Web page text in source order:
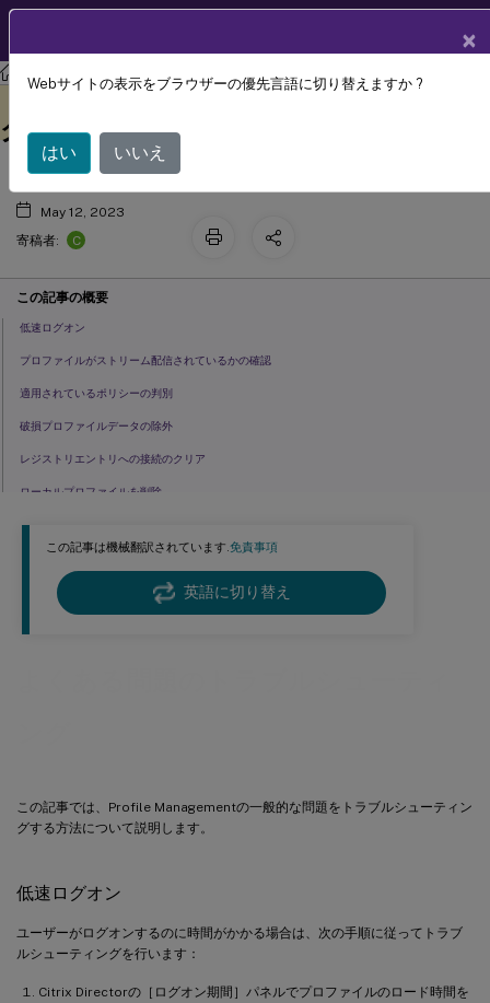
Profile Management Profile Management 2206
この記事は機械翻訳されています.免責事項
英語に切り替え
この記事では、Profile Managementの一般的な問題をトラブルシューティン
グする方法について説明します。
低速ログオン
ユーザーがログオンするのに時間がかかる場合は、次の手順に従ってトラブ
ルシューティングを行います：
Citrix Directorの［ログオン期間］パネルでプロファイルのロード時間を
よくある問題のトラブルシューティン
グ
May 12, 2023
寄稿者:
C
この記事の概要
低速ログオン
プロファイルがストリーム配信されているかの確認
適用されているポリシーの判別
破損プロファイルデータの除外
レジストリエントリへの接続のクリア
ローカルプロファイルを削除
ロックされ、キャッシュされたプロファイルの削除
プロファイルの保存場所の識別
サーバーのチェック
ユーザーが新しいまたは一時的なプロファイルを受け取る
ユーザーがログオンできない（イベントID：1000、ソース：Userenv）
複数プラットフォーム上のアプリケーション設定の問題
不明なアカウントが所有するプロファイル
×
Webサイトの表示をブラウザーの優先言語に切り替えますか ?
はい いいえ